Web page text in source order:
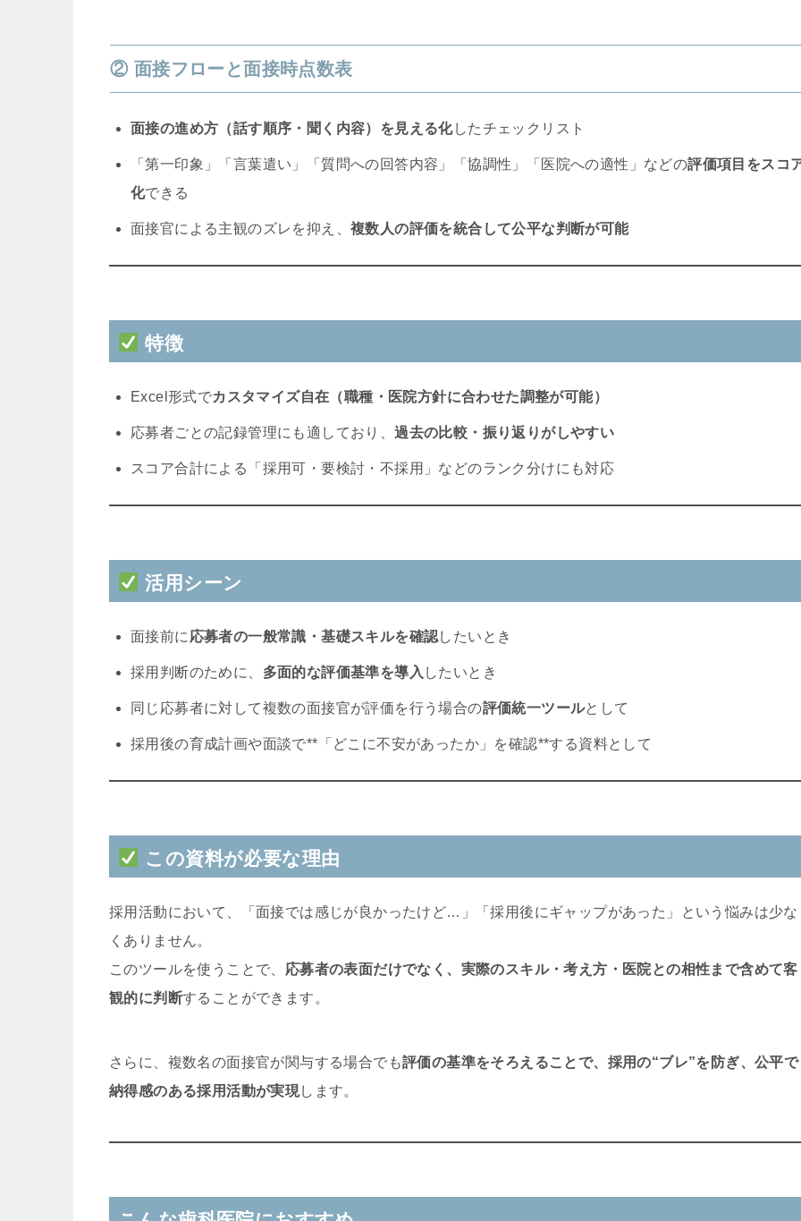
② 面接フローと面接時点数表
面接の進め方（話す順序・聞く内容）を見える化したチェックリスト
「第一印象」「言葉遣い」「質問への回答内容」「協調性」「医院への適性」などの評価項目をスコ
化できる
面接官による主観のズレを抑え、 複数人の評価を統合して公平な判断が可能
特徴
Excel形式でカスタマイズ自在（職種・医院方針に合わせた調整が可能）
応募者ごとの記録管理にも適しており、過去の比較・振り返りがしやすい
スコア合計による「採用可・要検討・不採用」などのランク分けにも対応
活用シーン
面接前に 応募者の一般常識・基礎スキルを確認したいとき
採用判断のために、 多面的な評価基準を導入 したいとき
同じ応募者に対して複数の面接官が評価を行う場合の評価統一ツールとして
採用後の育成計画や面談で**「どこに不安があったか」を確認**する資料として
この資料が必要な理由
採用活動において、「面接では感じが良かったけど…」「採用後にギャップがあった」という悩みは少な
くありません。
このツールを使うことで、 応募者の表面だけでなく、実際のスキル・考え方・医院との相性まで含めて客
観的に判断することができます。
さらに、複数名の面接官が関与する場合でも評価の基準をそろえることで、採用の“ブレ”を防ぎ、公平で
納得感のある採用活動が実現します。